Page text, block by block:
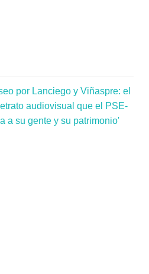
por Lanciego y Viñaspre: el
audiovisual que el PSE-
a su gente y su patrimonio'